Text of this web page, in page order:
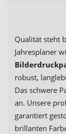
Qualität steht
Jahresplaner
robust,
Das schwere
an. Unsere
garantiert
brillanten